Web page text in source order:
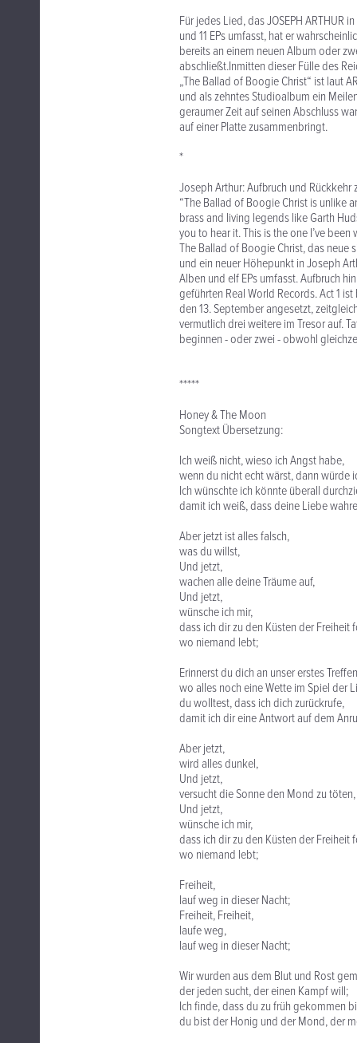
Für jedes Lied, das JOSEPH ARTHUR
und 11 EPs umfasst, hat er
bereits an einem neuen Album oder
abschließt.Inmitten dieser Fülle des
„The Ballad of Boogie Christ“ ist laut
und als zehntes Studioalbum ein
geraumer Zeit auf seinen Abschluss
auf einer Platte zusammenbringt.
*
Joseph Arthur: Aufbruch und Rückkehr
“The Ballad of Boogie Christ is unlike
brass and living legends like Garth
you to hear it. This is the one I’ve
The Ballad of Boogie Christ, das neue
und ein neuer Höhepunkt in Joseph
Alben und elf EPs umfasst. Aufbruch
geführten Real World Records. Act 1
den 13. September angesetzt,
vermutlich drei weitere im Tresor auf.
beginnen - oder zwei - obwohl
*****
Honey & The Moon
Songtext Übersetzung:
Ich weiß nicht, wieso ich Angst habe,
wenn du nicht echt wärst, dann würde
Ich wünschte ich könnte überall
damit ich weiß, dass deine Liebe
Aber jetzt ist alles falsch,
was du willst,
Und jetzt,
wachen alle deine Träume auf,
Und jetzt,
wünsche ich mir,
dass ich dir zu den Küsten der Freiheit
wo niemand lebt;
Erinnerst du dich an unser erstes
wo alles noch eine Wette im Spiel der
du wolltest, dass ich dich zurückrufe,
damit ich dir eine Antwort auf dem
Aber jetzt,
wird alles dunkel,
Und jetzt,
versucht die Sonne den Mond zu töten,
Und jetzt,
wünsche ich mir,
dass ich dir zu den Küsten der Freiheit
wo niemand lebt;
Freiheit,
lauf weg in dieser Nacht;
Freiheit, Freiheit,
laufe weg,
lauf weg in dieser Nacht;
Wir wurden aus dem Blut und Rost
der jeden sucht, der einen Kampf will;
Ich finde, dass du zu früh gekommen
du bist der Honig und der Mond, der